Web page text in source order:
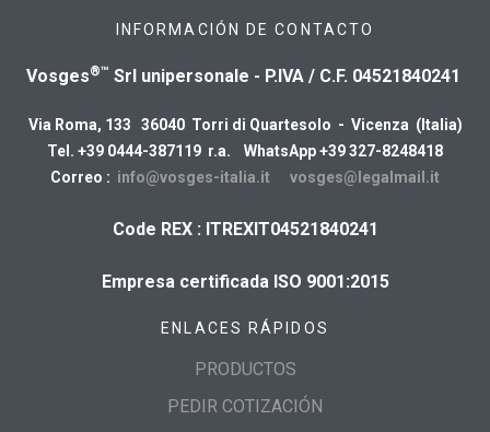
INFORMACIÓN DE CONTACTO
Vosges®™ Srl unipersonale - P.IVA / C.F. 04521840241
Via Roma, 133 36040 Torri di Quartesolo - Vicenza (Italia)
Tel. +39 0444-387119 r.a. WhatsApp +39 327-8248418
Correo : info@vosges-italia.it vosges@legalmail.it
Code REX : ITREXIT04521840241
Empresa certificada ISO 9001:2015
ENLACES RÁPIDOS
PRODUCTOS
PEDIR COTIZACIÓN